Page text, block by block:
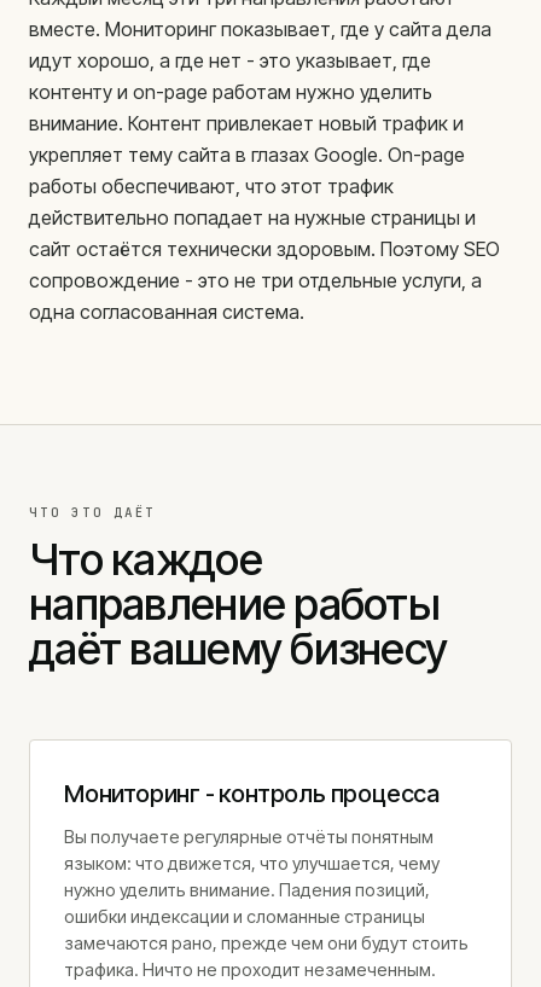
вместе. Мониторинг показывает, где у сайта дела
идут хорошо, а где нет - это указывает, где
контенту и on-page работам нужно уделить
внимание. Контент привлекает новый трафик и
укрепляет тему сайта в глазах Google. On-page
работы обеспечивают, что этот трафик
действительно попадает на нужные страницы и
сайт остаётся технически здоровым. Поэтому SEO
сопровождение - это не три отдельные услуги, а
одна согласованная система.
ЧТО ЭТО ДАЁТ
Что каждое
направление работы
даёт вашему бизнесу
Мониторинг - контроль процесса
Вы получаете регулярные отчёты понятным
языком: что движется, что улучшается, чему
нужно уделить внимание. Падения позиций,
ошибки индексации и сломанные страницы
замечаются рано, прежде чем они будут стоить
трафика. Ничто не проходит незамеченным.